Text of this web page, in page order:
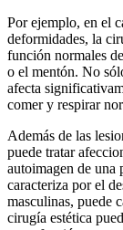
Por ejemplo, en el
deformidades, la
función normales
o el mentón. No
afecta
comer y respirar
Además de las
puede tratar
autoimagen de una
caracteriza por el
masculinas, puede
cirugía estética